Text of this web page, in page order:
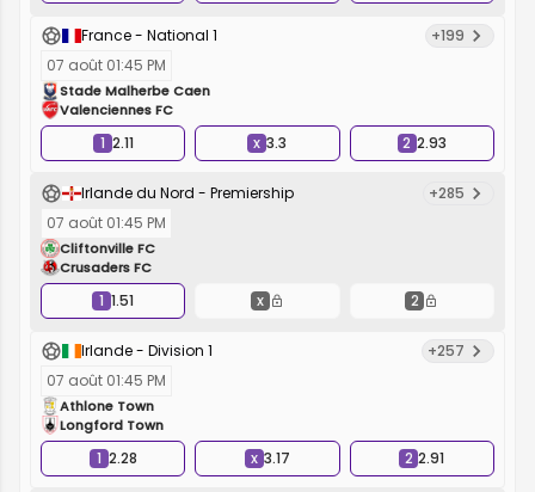
France - National 1
+199
07 août 01:45 PM
Stade Malherbe Caen
Valenciennes FC
1 2.11 x 3.3 2 2.93
Irlande du Nord - Premiership
+285
07 août 01:45 PM
Cliftonville FC
Crusaders FC
1 1.51 x 2
Irlande - Division 1
+257
07 août 01:45 PM
Athlone Town
Longford Town
1 2.28 x 3.17 2 2.91